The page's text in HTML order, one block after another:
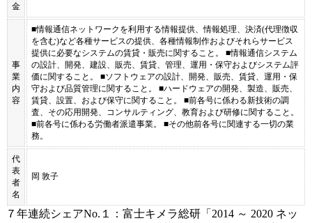
金
事
業
内
容
■情報通信ネットワークを利用する情報提供、情報処理、決済(代理徴収
を含む)など各種サービスの提供、各種情報制作およびそれらサービス
提供に必要なシステムの賃貸・販売に関すること。 ■情報通信システム
の設計、開発、建設、販売、賃貸、管理、運用・保守およびシステム評
価に関すること。 ■ソフトウェアの設計、開発、販売、賃貸、運用・保
守および品質管理に関すること。 ■ハードウェアの開発、製造、販売、
賃貸、設置、および保守に関すること。 ■前各号に係わる新技術の調
査、その応用開発、コンサルティング、教育および研修に関すること。
■前各号に係わる労働者派遣事業。 ■その他前各号に関連する一切の業
務。
代
表
者
名
岡 敦子
７年連続シェアNo.１：富士キメラ総研「2014 ～ 2020 ネッ